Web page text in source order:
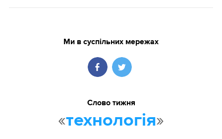
Ми в суспільних мережах
Слово тижня
«технологія»